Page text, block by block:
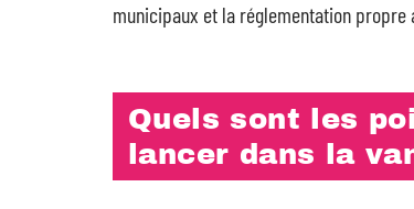
municipaux et la réglementation
Quels sont les
lancer dans la